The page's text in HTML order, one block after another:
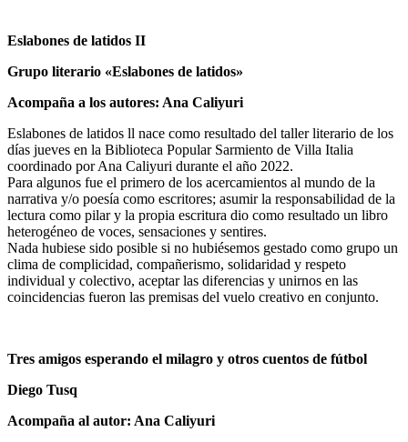
Eslabones de latidos II
Grupo literario «Eslabones de latidos»
Acompaña a los autores: Ana Caliyuri
Eslabones de latidos ll nace como resultado del taller literario de los
días jueves en la Biblioteca Popular Sarmiento de Villa Italia
coordinado por Ana Caliyuri durante el año 2022.
Para algunos fue el primero de los acercamientos al mundo de la
narrativa y/o poesía como escritores; asumir la responsabilidad de la
lectura como pilar y la propia escritura dio como resultado un libro
heterogéneo de voces, sensaciones y sentires.
Nada hubiese sido posible si no hubiésemos gestado como grupo un
clima de complicidad, compañerismo, solidaridad y respeto
individual y colectivo, aceptar las diferencias y unirnos en las
coincidencias fueron las premisas del vuelo creativo en conjunto.
Tres amigos esperando el milagro y otros cuentos de fútbol
Diego Tusq
Acompaña al autor: Ana Caliyuri